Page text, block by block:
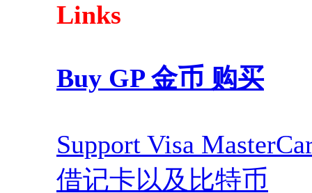
Links
Buy GP 金币 购买
Support Visa
借记卡以及比特币